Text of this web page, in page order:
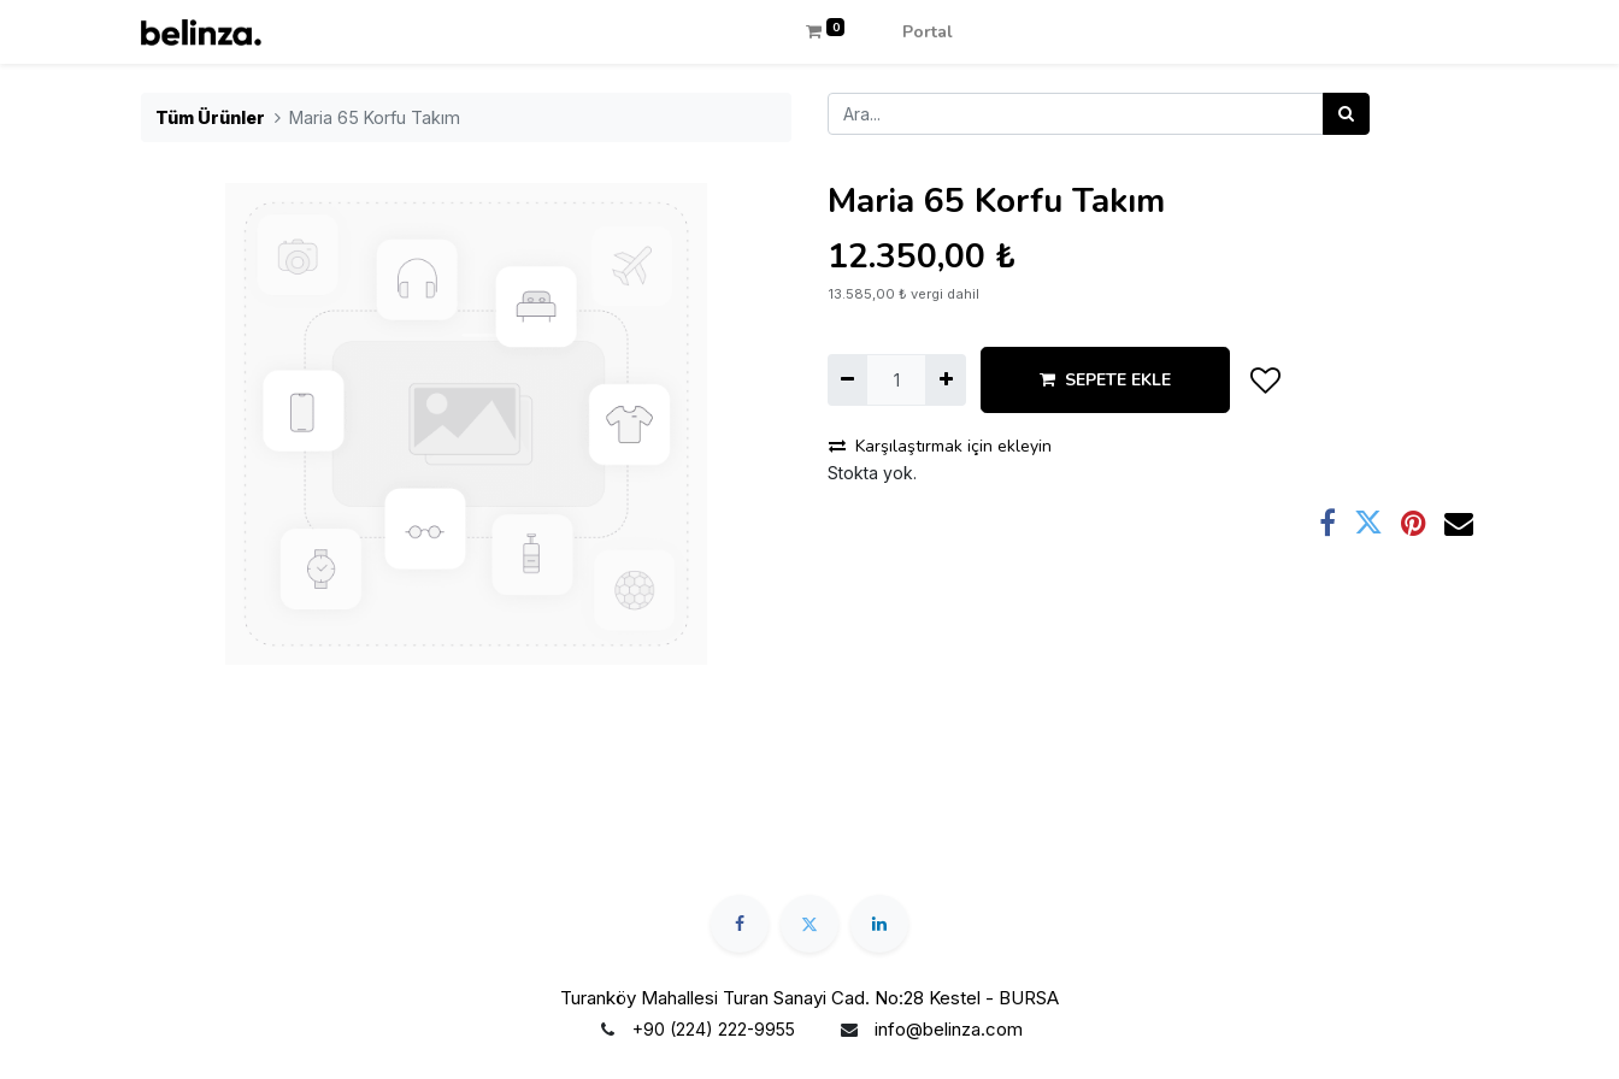
0 Portal
Tüm Ürünler Maria 65 Korfu Takım
Maria 65 Korfu Takım
12.350,00 ₺
13.585,00 ₺ vergi dahil
SEPETE EKLE
Karşılaştırmak için ekleyin
Stokta yok.
Turanköy Mahallesi Turan Sanayi Cad. No:28 Kestel - BURSA
+90 (224) 222-9955 info@belinza.com